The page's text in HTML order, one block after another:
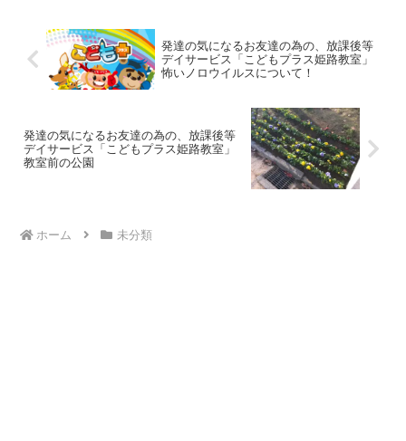
発達の気になるお友達の為の、放課後等
デイサービス「こどもプラス姫路教室」
怖いノロウイルスについて！
発達の気になるお友達の為の、放課後等
デイサービス「こどもプラス姫路教室」
教室前の公園
ホーム 未分類